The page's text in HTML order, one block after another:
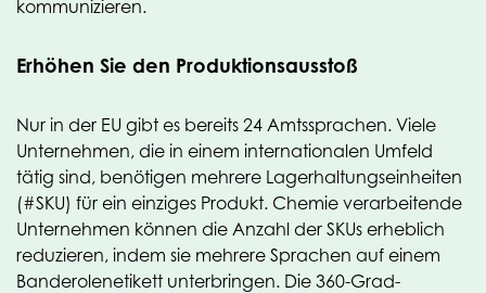
kommunizieren.
Erhöhen Sie den Produktionsausstoß
Nur in der EU gibt es bereits 24 Amtssprachen. Viele
Unternehmen, die in einem internationalen Umfeld
tätig sind, benötigen mehrere Lagerhaltungseinheiten
(#SKU) für ein einziges Produkt. Chemie verarbeitende
Unternehmen können die Anzahl der SKUs erheblich
reduzieren, indem sie mehrere Sprachen auf einem
Banderolenetikett unterbringen. Die 360-Grad-